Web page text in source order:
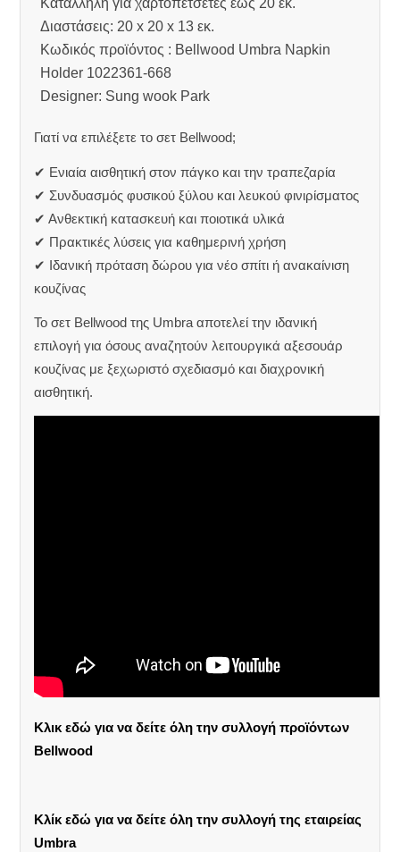
Διαστάσεις: 20 x 20 x 13 εκ.
Κωδικός προϊόντος : Bellwood Umbra Napkin
Holder 1022361-668
Designer: Sung wook Park
Γιατί να επιλέξετε το σετ Bellwood;
✔ Ενιαία αισθητική στον πάγκο και την τραπεζαρία
✔ Συνδυασμός φυσικού ξύλου και λευκού φινιρίσματος
✔ Ανθεκτική κατασκευή και ποιοτικά υλικά
✔ Πρακτικές λύσεις για καθημερινή χρήση
✔ Ιδανική πρόταση δώρου για νέο σπίτι ή ανακαίνιση
κουζίνας
Το σετ Bellwood της Umbra αποτελεί την ιδανική
επιλογή για όσους αναζητούν λειτουργικά αξεσουάρ
κουζίνας με ξεχωριστό σχεδιασμό και διαχρονική
αισθητική.
Κλικ εδώ για να δείτε όλη την συλλογή προϊόντων
Bellwood
Κλίκ εδώ για να δείτε όλη την συλλογή της εταιρείας
Umbra